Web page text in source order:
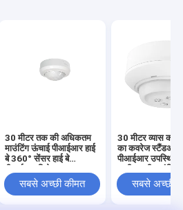
30 मीटर तक की अधिकतम
माउंटिंग ऊंचाई पीआईआर हाई
बे 360° सेंसर हाई बे
सबसे अच्छी कीमत
30 मीटर व्यास का
का कवरेज
पीआईआर उपस्थिति
साथसबसे अच्छी